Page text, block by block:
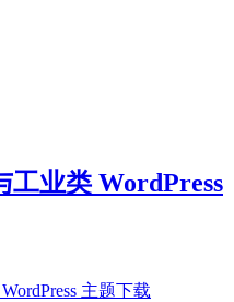
工业类 WordPress